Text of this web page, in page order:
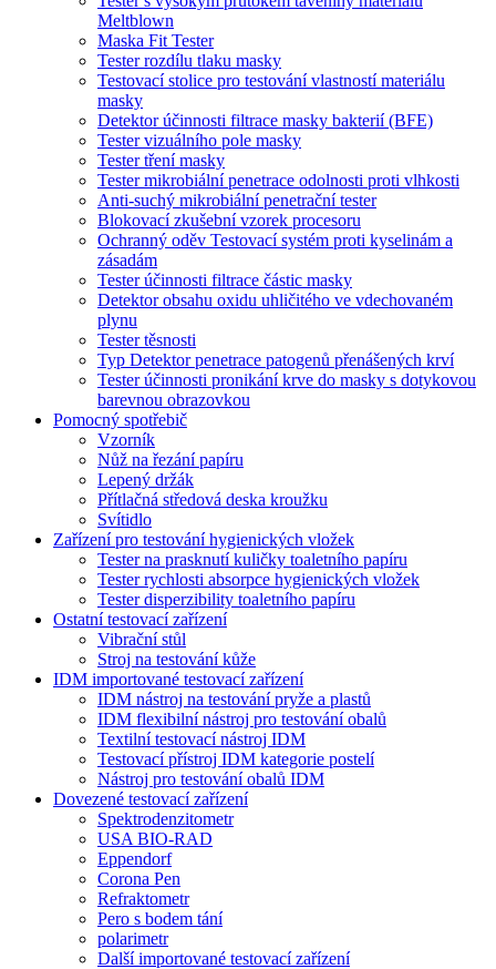
Meltblown
Maska Fit Tester
Tester rozdílu tlaku masky
Testovací stolice pro testování vlastností materiálu
masky
Detektor účinnosti filtrace masky bakterií (BFE)
Tester vizuálního pole masky
Tester tření masky
Tester mikrobiální penetrace odolnosti proti vlhkosti
Anti-suchý mikrobiální penetrační tester
Blokovací zkušební vzorek procesoru
Ochranný oděv Testovací systém proti kyselinám a
zásadám
Tester účinnosti filtrace částic masky
Detektor obsahu oxidu uhličitého ve vdechovaném
plynu
Tester těsnosti
Typ Detektor penetrace patogenů přenášených krví
Tester účinnosti pronikání krve do masky s dotykovou
barevnou obrazovkou
Pomocný spotřebič
Vzorník
Nůž na řezání papíru
Lepený držák
Přítlačná středová deska kroužku
Svítidlo
Zařízení pro testování hygienických vložek
Tester na prasknutí kuličky toaletního papíru
Tester rychlosti absorpce hygienických vložek
Tester disperzibility toaletního papíru
Ostatní testovací zařízení
Vibrační stůl
Stroj na testování kůže
IDM importované testovací zařízení
IDM nástroj na testování pryže a plastů
IDM flexibilní nástroj pro testování obalů
Textilní testovací nástroj IDM
Testovací přístroj IDM kategorie postelí
Nástroj pro testování obalů IDM
Dovezené testovací zařízení
Spektrodenzitometr
USA BIO-RAD
Eppendorf
Corona Pen
Refraktometr
Pero s bodem tání
polarimetr
Další importované testovací zařízení